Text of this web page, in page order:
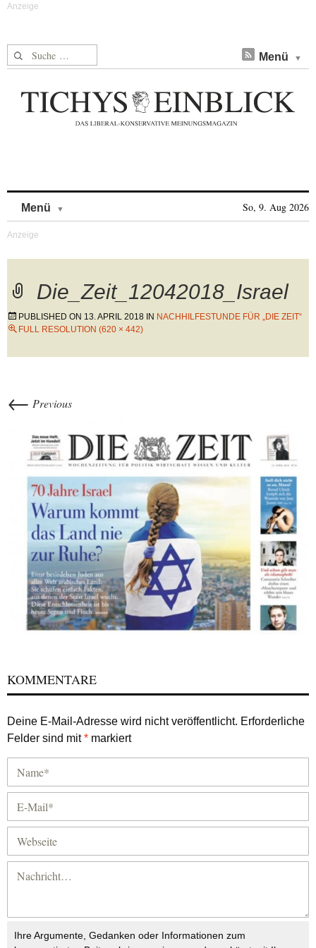
Suche nach: Menü
Menü So, 9. Aug 2026
Die_Zeit_12042018_Israel
PUBLISHED ON 13. APRIL 2018 IN NACHHILFESTUNDE FÜR „DIE ZEIT“
FULL RESOLUTION (620 × 442)
← Previous
KOMMENTARE
Deine E-Mail-Adresse wird nicht veröffentlicht. Erforderliche
Felder sind mit* markiert
Ihre Argumente, Gedanken oder Informationen zum